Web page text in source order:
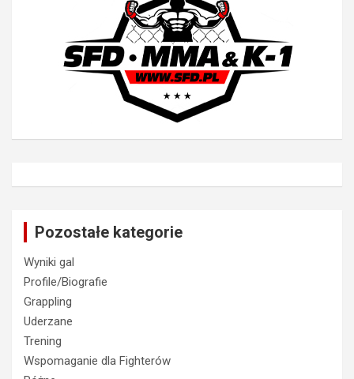
Pozostałe kategorie
Wyniki gal
Profile/Biografie
Grappling
Uderzane
Trening
Wspomaganie dla Fighterów